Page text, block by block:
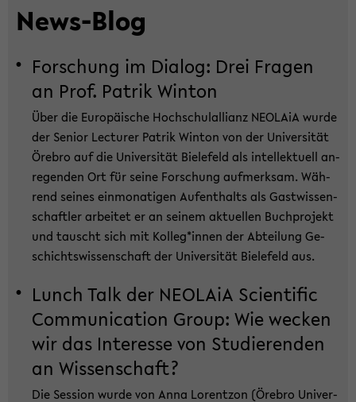
News-​Blog
For­schung im Dia­log: Drei Fra­gen
an Prof. Pa­trik Win­ton
Über die Eu­ro­päi­sche Hoch­schul­al­li­anz NEO­LA­iA wurde
der Se­ni­or Lec­tu­rer Pa­trik Win­ton von der Uni­ver­si­tät
Öre­bro auf die Uni­ver­si­tät Bie­le­feld als in­tel­lek­tu­ell an­
re­gen­den Ort für seine For­schung auf­merk­sam. Wäh­
rend sei­nes ein­mo­na­ti­gen Auf­ent­halts als Gast­wis­sen­
schaft­ler ar­bei­tet er an sei­nem ak­tu­el­len Buch­pro­jekt
und tauscht sich mit Kol­leg*innen der Ab­tei­lung Ge­
schichts­wis­sen­schaft der Uni­ver­si­tät Bie­le­feld aus.
Lunch Talk der NEO­LA­iA Sci­en­ti­fic
Com­mu­ni­ca­ti­on Group: Wie we­cken
wir das In­ter­es­se von Stu­die­ren­den
an Wis­sen­schaft?
Die Ses­si­on wurde von Anna Lo­rent­zon (Öre­bro Uni­ver­